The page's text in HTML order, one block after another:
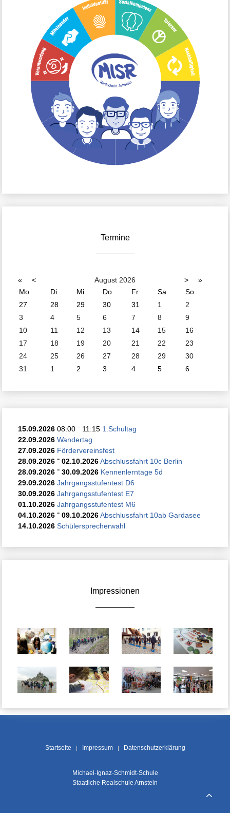
Termine
« < August 2026 >
»
Mo
Di Mi Do Fr Sa
So
27
28 29 30 31 1
2
3
4 5 6 7 8
9
10
11 12 13 14 15
16
17
18 19 20 21 22
23
24
25 26 27 28 29
30
31
1 2 3 4 5 6
15.09.2026 08:00⁻ 11:15 1.Schultag
22.09.2026 Wandertag
27.09.2026 Fördervereinsfest
28.09.2026⁻ 02.10.2026 Abschlussfahrt 10c Berlin
28.09.2026⁻ 30.09.2026 Kennenlerntage 5d
29.09.2026 Jahrgangsstufentest D6
30.09.2026 Jahrgangsstufentest E7
01.10.2026 Jahrgangsstufentest M6
04.10.2026⁻ 09.10.2026 Abschlussfahrt 10ab Gardasee
14.10.2026 Schülersprecherwahl
Impressionen
Startseite Impressum Datenschutzerklärung
Michael-Ignaz-Schmidt-Schule
Staatliche Realschule Arnstein